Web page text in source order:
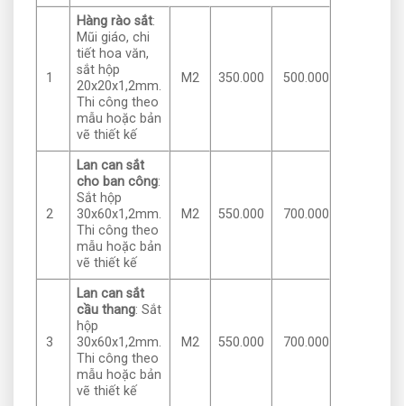
1
Hàng rào sắt:
Mũi giáo, chi
tiết hoa văn,
sắt hộp
20x20x1,2mm.
Thi công theo
mẫu hoặc bản
vẽ thiết kế
M2 350.000 500.000
2
Lan can sắt
cho ban công:
Sắt hộp
30x60x1,2mm.
Thi công theo
mẫu hoặc bản
vẽ thiết kế
M2 550.000 700.000
3
Lan can sắt
cầu thang: Sắt
hộp
30x60x1,2mm.
Thi công theo
mẫu hoặc bản
vẽ thiết kế
M2 550.000 700.000